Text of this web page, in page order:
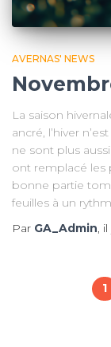
AVERNAS' NEWS
La saison
ancré, l’hiver
ne sont plus
ont remplacé les
bonne partie
feuilles à un
Par GA_Admin ,
1